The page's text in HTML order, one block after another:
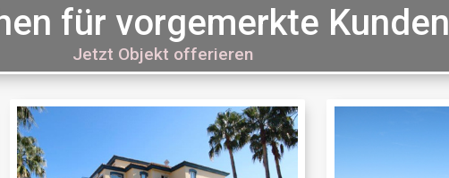
für vorgemerkte Kunden
Jetzt Objekt offerieren